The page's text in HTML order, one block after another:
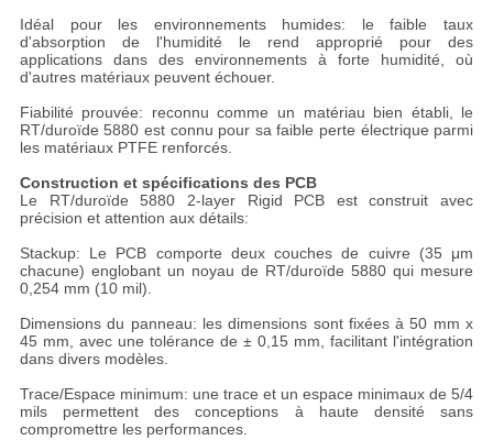
Idéal pour les environnements humides: le faible taux
d'absorption de l'humidité le rend approprié pour des
applications dans des environnements à forte humidité, où
d'autres matériaux peuvent échouer.
Fiabilité prouvée: reconnu comme un matériau bien établi, le
RT/duroïde 5880 est connu pour sa faible perte électrique parmi
les matériaux PTFE renforcés.
Construction et spécifications des PCB
Le RT/duroïde 5880 2-layer Rigid PCB est construit avec
précision et attention aux détails:
Stackup: Le PCB comporte deux couches de cuivre (35 μm
chacune) englobant un noyau de RT/duroïde 5880 qui mesure
0,254 mm (10 mil).
Dimensions du panneau: les dimensions sont fixées à 50 mm x
45 mm, avec une tolérance de ± 0,15 mm, facilitant l'intégration
dans divers modèles.
Trace/Espace minimum: une trace et un espace minimaux de 5/4
mils permettent des conceptions à haute densité sans
compromettre les performances.